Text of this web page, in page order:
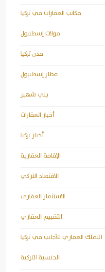
مكاتب العقارات في تركيا
مولات إسطنبول
مدن تركيا
مطار إسطنبول
يني شهير
أخبار العقارات
أخبار تركيا
الإقامة العقارية
الاقتصاد التركي
الاستثمار العقاري
التقييم العقاري
التملك العقاري للأجانب في تركيا
الجنسية التركية